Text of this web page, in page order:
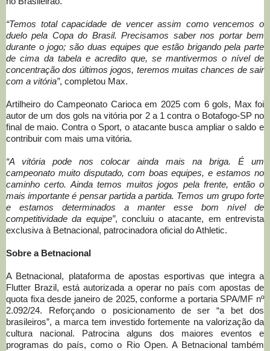
“Temos total capacidade de vencer assim como vencemos o
duelo pela Copa do Brasil. Precisamos saber nos portar bem
durante o jogo; são duas equipes que estão brigando pela parte
de cima da tabela e acredito que, se mantivermos o nível de
concentração dos últimos jogos, teremos muitas chances de sair
com a vitória”, completou Max.
Artilheiro do Campeonato Carioca em 2025 com 6 gols, Max foi
autor de um dos gols na vitória por 2 a 1 contra o Botafogo-SP no
final de maio. Contra o Sport, o atacante busca ampliar o saldo e
contribuir com mais uma vitória.
“A vitória pode nos colocar ainda mais na briga. É um
campeonato muito disputado, com boas equipes, e estamos no
caminho certo. Ainda temos muitos jogos pela frente, então o
mais importante é pensar partida a partida. Temos um grupo forte
e estamos determinados a manter esse bom nível de
competitividade da equipe”, concluiu o atacante, em entrevista
exclusiva à Betnacional, patrocinadora oficial do Athletic.
Sobre a Betnacional
A Betnacional, plataforma de apostas esportivas que integra a
Flutter Brazil, está autorizada a operar no país com apostas de
quota fixa desde janeiro de 2025, conforme a portaria SPA/MF nº
2.092/24. Reforçando o posicionamento de ser “a bet dos
brasileiros”, a marca tem investido fortemente na valorização da
cultura nacional. Patrocina alguns dos maiores eventos e
programas do país, como o Rio Open. A Betnacional também